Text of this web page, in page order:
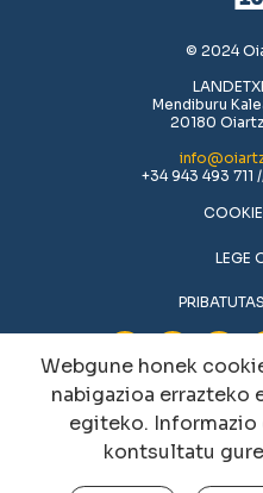
© 2024
Mendiburu
20180
+34 943 493 711
LEGE
Webgune honek
nabigazioa errazteko
egiteko. Informazio
kontsultatu gure